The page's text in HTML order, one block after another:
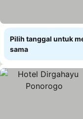
Pilih tanggal untuk
sama